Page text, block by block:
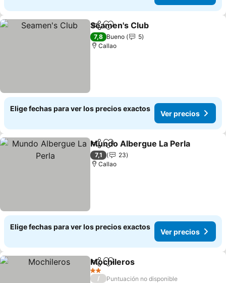
CompartirAgregar a favoritos
Seamen's Club
7,8 Bueno
5
Callao
Elige fechas para ver los precios exactos
Ver precios
CompartirAgregar a favoritos
Mundo Albergue La Perla
7,1
23
Callao
Elige fechas para ver los precios exactos
Ver precios
CompartirAgregar a favoritos
Mochileros
2 Estrellas
/
Puntuación no disponible